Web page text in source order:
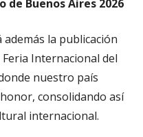
Buenos Aires 2026
la publicación
Internacional del
nuestro país
consolidando así
internacional.